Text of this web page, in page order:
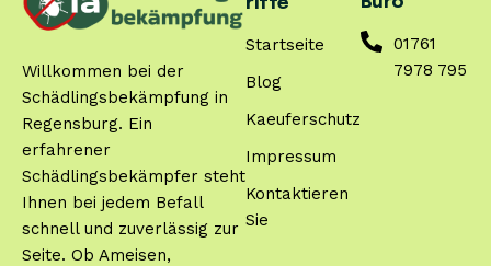
Willkommen bei der
Schädlingsbekämpfung in
Regensburg. Ein
erfahrener
Schädlingsbekämpfer steht
Ihnen bei jedem Befall
schnell und zuverlässig zur
Seite. Ob Ameisen,
Startseite
Blog
Kaeuferschutz
Impressum
Kontaktieren
Sie
01761
7978 795